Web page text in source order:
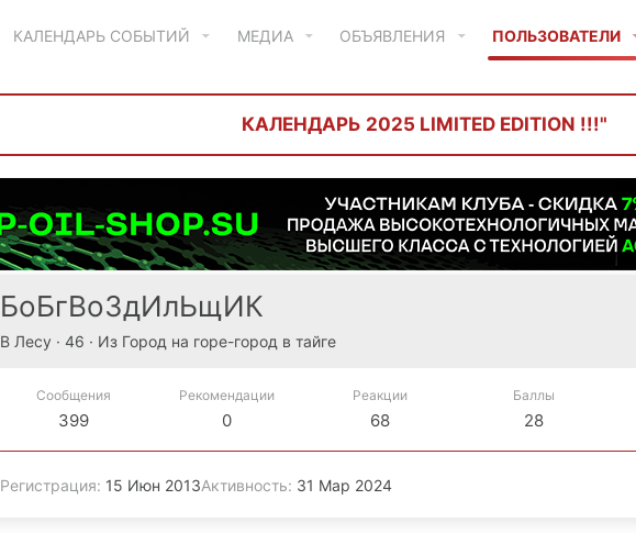
КАЛЕНДАРЬ СОБЫТИЙ МЕДИА ОБЪЯВЛЕНИЯ ПОЛЬЗОВАТЕЛИ
КАЛЕНДАРЬ 2025 LIMITED EDITION !!!"
БоБгВоЗдИлЬщИК
В Лесу · 46 · Из Город на горе-город в тайге
Сообщения
399
Рекомендации
0
Реакции
68
Баллы
28
Регистрация 15 Июн 2013Активность 31 Мар 2024